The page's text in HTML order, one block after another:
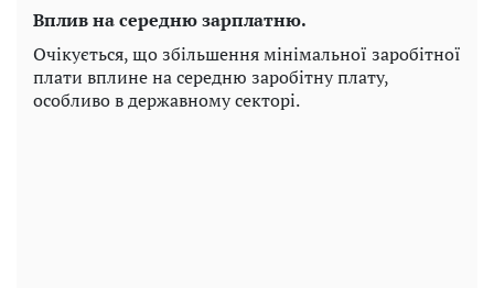
Вплив на середню зарплатню.
Очікується, що збільшення мінімальної заробітної
плати вплине на середню заробітну плату,
особливо в державному секторі.